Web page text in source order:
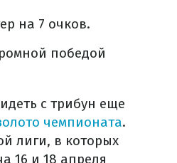
на 7 очков.
победой
с трибун еще
чемпионата.
лиги, в которых
16 и 18 апреля